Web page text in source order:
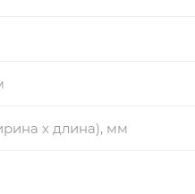
х длина), мм